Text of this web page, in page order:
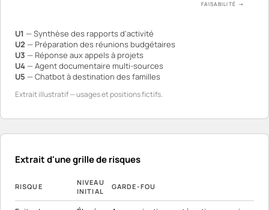
FAISABILITÉ →
U1 — Synthèse des rapports d'activité
U2 — Préparation des réunions budgétaires
U3 — Réponse aux appels à projets
U4 — Agent documentaire multi-sources
U5 — Chatbot à destination des familles
Extrait illustratif — usages et positions fictifs.
Extrait d'une grille de risques
RISQUE
NIVEAU
INITIAL
GARDE-FOU